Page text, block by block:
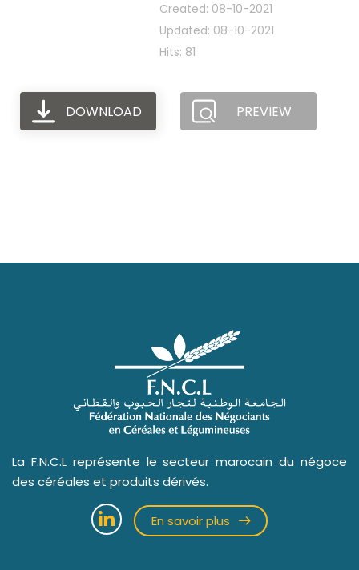
Created: 08-10-2021
Updated: 08-10-2021
Hits: 81
DOWNLOAD PREVIEW
La F.N.C.L représente le secteur marocain du négoce
des céréales et produits dérivés.
En savoir plus